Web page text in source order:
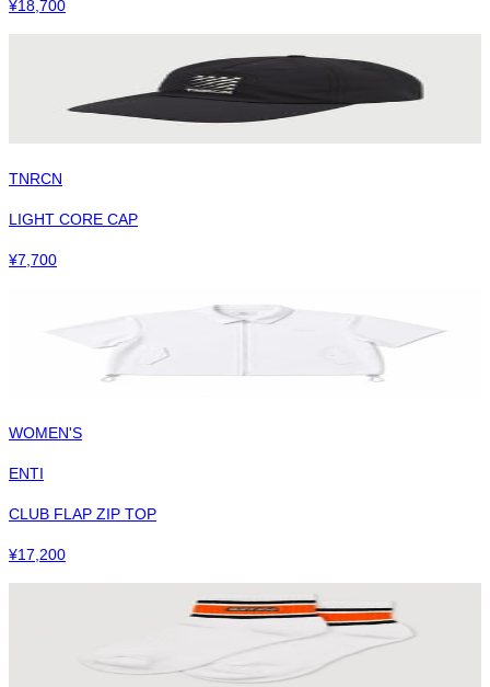
¥18,700
TNRCN
LIGHT CORE CAP
¥7,700
WOMEN'S
ENTI
CLUB FLAP ZIP TOP
¥17,200